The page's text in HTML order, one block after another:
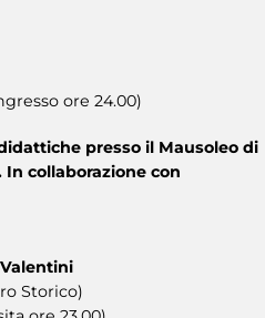
ore 24.00)
presso il Mausoleo di
In collaborazione con
Storico)